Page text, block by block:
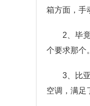
箱方面，手
2、毕
个要求那个
3、比
空调，满足